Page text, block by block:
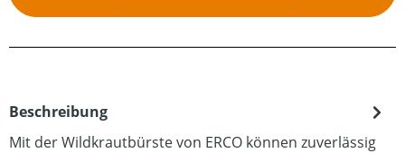
Beschreibung
Mit der Wildkrautbürste von ERCO können zuverlässig